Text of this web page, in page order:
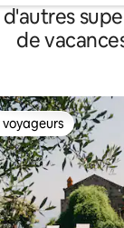
de
les plus